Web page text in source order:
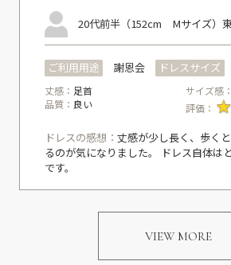
20代前半（152cm Mサイズ）
ご利用用途 謝恩会 ドレスサイズ
丈感： 足首 サイズ感：
品質： 良い 評価：
ドレスの感想： 丈感が少し長く、歩く
るのが気になりました。 ドレス自体は
です。
VIEW MORE